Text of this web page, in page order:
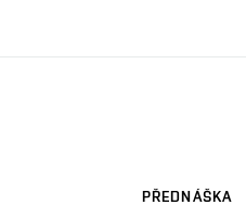
PŘEDNÁŠKA